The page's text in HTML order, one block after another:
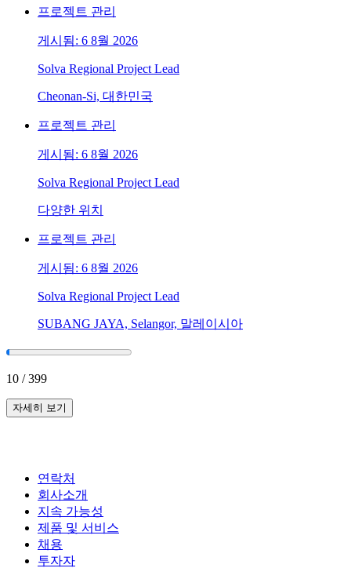
프로젝트 관리
게시됨: 6 8월 2026
Solva Regional Project Lead
Cheonan-Si, 대한민국
프로젝트 관리
게시됨: 6 8월 2026
Solva Regional Project Lead
다양한 위치
프로젝트 관리
게시됨: 6 8월 2026
Solva Regional Project Lead
SUBANG JAYA, Selangor, 말레이시아
10 /399
자세히 보기
연락처
회사소개
지속 가능성
제품 및 서비스
채용
투자자